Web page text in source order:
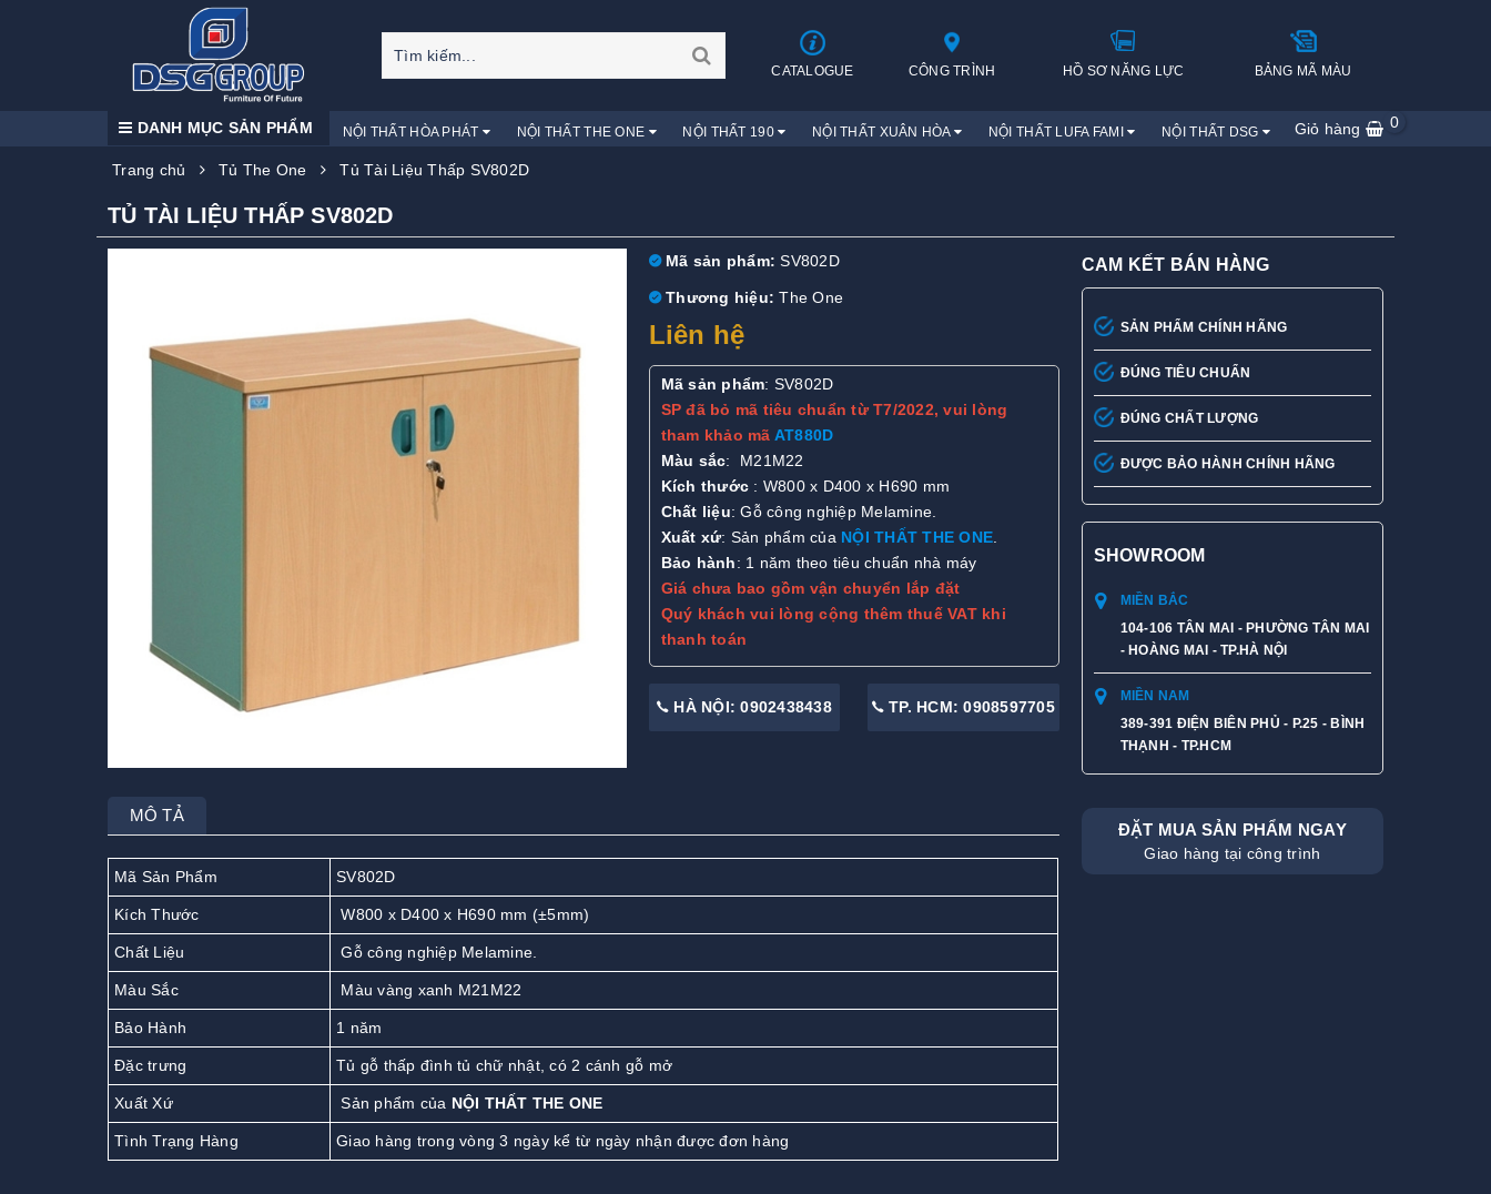
CATALOGUE CÔNG TRÌNH HỒ SƠ NĂNG LỰC BẢNG MÃ MÀU
DANH MỤC SẢN PHẨM NỘI THẤT HÒA PHÁT NỘI THẤT THE ONE NỘI THẤT 190 NỘI THẤT XUÂN HÒA NỘI THẤT LUFA FAMI NỘI THẤT DSG Giỏ hàng 0
Trang chủ Tủ The One Tủ Tài Liệu Thấp SV802D
TỦ TÀI LIỆU THẤP SV802D
Mã sản phẩm: SV802D
Thương hiệu: The One
Liên hệ
Mã sản phẩm: SV802D
SP đã bỏ mã tiêu chuẩn từ T7/2022, vui lòng
tham khảo mã AT880D
Màu sắc: M21M22
Kích thước : W800 x D400 x H690 mm
Chất liệu: Gỗ công nghiệp Melamine.
Xuất xứ: Sản phẩm của NỘI THẤT THE ONE.
Bảo hành: 1 năm theo tiêu chuẩn nhà máy
Giá chưa bao gồm vận chuyển lắp đặt
Quý khách vui lòng cộng thêm thuế VAT khi
thanh toán
HÀ NỘI: 0902438438 TP. HCM: 0908597705
CAM KẾT BÁN HÀNG
SẢN PHẨM CHÍNH HÃNG
ĐÚNG TIÊU CHUẨN
ĐÚNG CHẤT LƯỢNG
ĐƯỢC BẢO HÀNH CHÍNH HÃNG
SHOWROOM
MIỀN BẮC
104-106 TÂN MAI - PHƯỜNG TÂN MAI
- HOÀNG MAI - TP.HÀ NỘI
MIỀN NAM
389-391 ĐIỆN BIÊN PHỦ - P.25 - BÌNH
THẠNH - TP.HCM
MÔ TẢ
Mã Sản Phẩm SV802D
Kích Thước W800 x D400 x H690 mm (±5mm)
Chất Liệu Gỗ công nghiệp Melamine.
Màu Sắc Màu vàng xanh M21M22
Bảo Hành 1 năm
Đặc trưng Tủ gỗ thấp đình tủ chữ nhật, có 2 cánh gỗ mở
Xuất Xứ Sản phẩm của NỘI THẤT THE ONE
Tình Trạng Hàng Giao hàng trong vòng 3 ngày kể từ ngày nhận được đơn hàng
ĐẶT MUA SẢN PHẨM NGAY
Giao hàng tại công trình